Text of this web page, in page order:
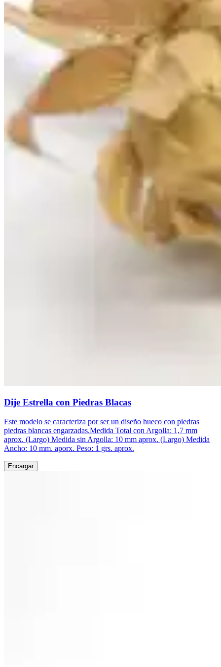
Dije Estrella con Piedras Blacas
Este modelo se caracteriza por ser un diseño hueco con piedras
piedras blancas engarzadas.Medida Total con Argolla: 1,7 mm
aprox. (Largo) Medida sin Argolla: 10 mm aprox. (Largo) Medida
Ancho: 10 mm. aporx. Peso: 1 grs. aprox.
Encargar